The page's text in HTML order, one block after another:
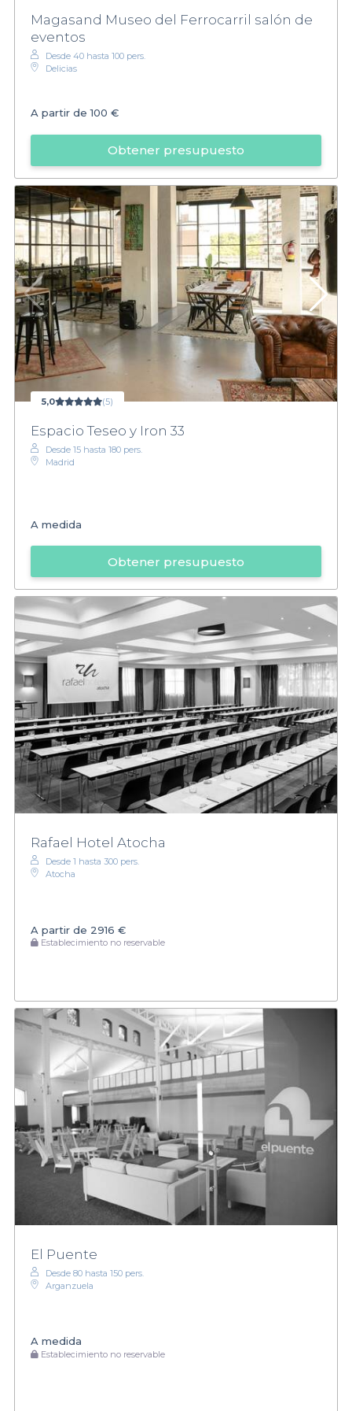
Magasand Museo del Ferrocarril salón de
eventos
Desde 40 hasta 100 pers.
Delicias
A partir de100 €
Obtener presupuesto
5,0 (5)
Espacio Teseo y Iron 33
Desde 15 hasta 180 pers.
Madrid
A medida
Obtener presupuesto
Rafael Hotel Atocha
Desde 1 hasta 300 pers.
Atocha
A partir de 2916 €
Establecimiento no reservable
El Puente
Desde 80 hasta 150 pers.
Arganzuela
A medida
Establecimiento no reservable